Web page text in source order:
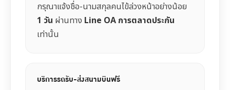
กรุณาแจ้งชื่อ-นามสกุลคนไข้ล่วงหน้าอย่างน้อย
1 วัน ผ่านทาง Line OA การตลาดประกัน
เท่านั้น
บริการรถรับ-ส่งสนามบินฟรี